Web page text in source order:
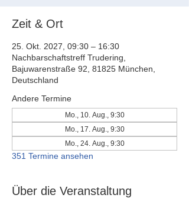
Zeit & Ort
25. Okt. 2027, 09:30 – 16:30
Nachbarschaftstreff Trudering,
Bajuwarenstraße 92, 81825 München,
Deutschland
Andere Termine
Mo., 10. Aug., 9:30
Mo., 17. Aug., 9:30
Mo., 24. Aug., 9:30
351 Termine ansehen
Über die Veranstaltung